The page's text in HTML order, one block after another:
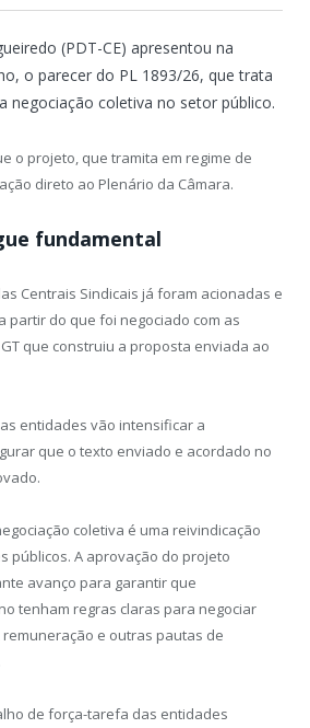
(PDT-CE) apresentou na
o parecer do PL 1893/26, que trata
negociação coletiva no setor público.
o projeto, que tramita em regime de
direto ao Plenário da Câmara.
fundamental
Centrais Sindicais já foram acionadas e
partir do que foi negociado com as
que construiu a proposta enviada ao
entidades vão intensificar a
que o texto enviado e acordado no
coletiva é uma reivindicação
públicos. A aprovação do projeto
avanço para garantir que
tenham regras claras para negociar
e outras pautas de
de força-tarefa das entidades